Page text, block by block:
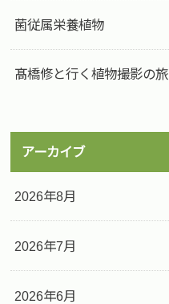
菌従属栄養植物
髙橋修と行く植物撮影の旅
アーカイブ
2026年8月
2026年7月
2026年6月